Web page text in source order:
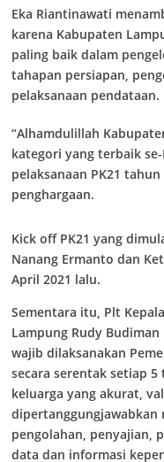
Eka Riantinawati
karena Kabupaten
paling baik dalam
tahapan persiapan,
pelaksanaan pendataan.
“Alhamdulillah
kategori yang terbaik
pelaksanaan PK21
penghargaan.
Kick off PK21 yang
Nanang Ermanto dan
April 2021 lalu.
Sementara itu, Plt
Lampung Rudy
wajib dilaksanakan
secara serentak setiap
keluarga yang akurat,
dipertanggungjawabkan
pengolahan, penyajian,
data dan informasi